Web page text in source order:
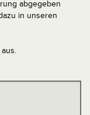
abgegeben
in unseren